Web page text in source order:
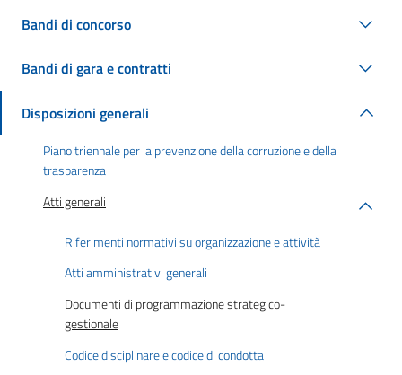
Bandi di concorso
Bandi di gara e contratti
Disposizioni generali
Piano triennale per la prevenzione della corruzione e della
trasparenza
Atti generali
Riferimenti normativi su organizzazione e attività
Atti amministrativi generali
Documenti di programmazione strategico-
gestionale
Codice disciplinare e codice di condotta